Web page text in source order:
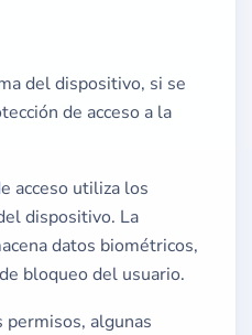
del dispositivo, si se
de acceso a la
acceso utiliza los
dispositivo. La
datos biométricos,
bloqueo del usuario.
permisos, algunas